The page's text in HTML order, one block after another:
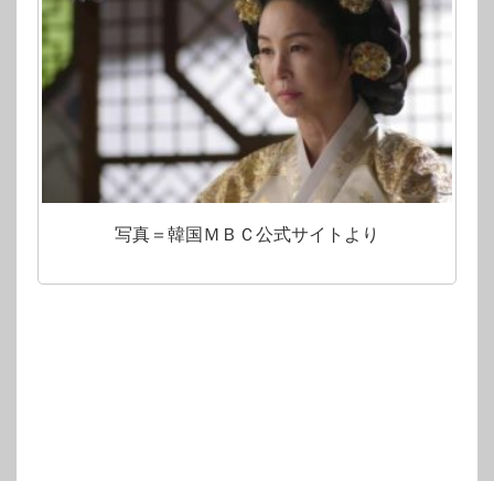
写真＝韓国ＭＢＣ公式サイトより